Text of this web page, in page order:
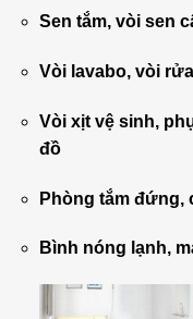
Sen tắm, vòi sen
Vòi lavabo, vòi
Vòi xịt vệ sinh,
đồ
Phòng tắm đứng,
Bình nóng lạnh,